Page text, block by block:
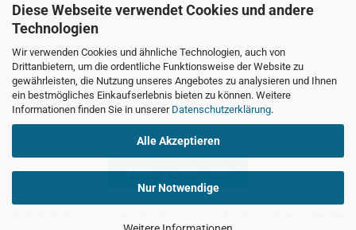
Diese Webseite verwendet Cookies und andere
Technologien
Wir verwenden Cookies und ähnliche Technologien, auch von
Drittanbietern, um die ordentliche Funktionsweise der Website zu
gewährleisten, die Nutzung unseres Angebotes zu analysieren und Ihnen
ein bestmögliches Einkaufserlebnis bieten zu können. Weitere
Informationen finden Sie in unserer Datenschutzerklärung.
Alle Akzeptieren
Nur Notwendige
Vertrag widerrufen